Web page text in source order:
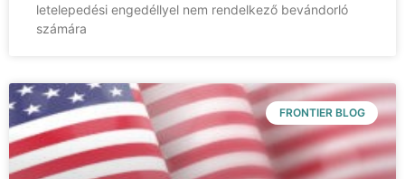
letelepedési engedéllyel nem rendelkező bevándorló
számára
FRONTIER BLOG